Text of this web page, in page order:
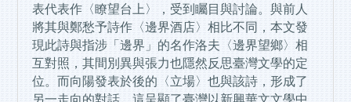
表代表作〈瞭望台上〉，受到矚目與討論。與前人
將其與鄭愁予詩作〈邊界酒店〉相比不同，本文發
現此詩與指涉「邊界」的名作洛夫〈邊界望鄉〉相
互對照，其間別異與張力也隱然反思臺灣文學的定
位。而向陽發表於後的〈立場〉也與該詩，形成了